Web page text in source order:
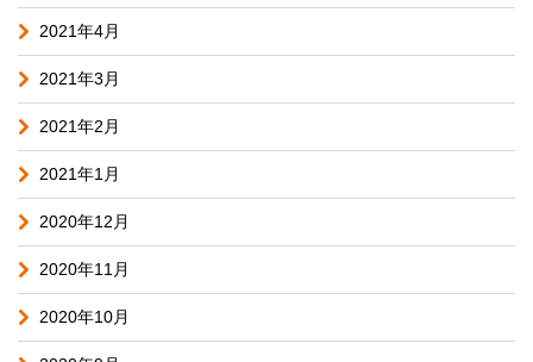
2021年4月
2021年3月
2021年2月
2021年1月
2020年12月
2020年11月
2020年10月